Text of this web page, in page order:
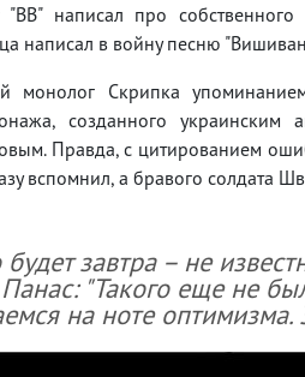
"ВВ" написал про
написал в войну песню
монолог Скрипка
созданного украинским
Правда, с цитированием
вспомнил, а бравого солдата
будет завтра – не
"Такого еще не
на ноте оптимизма.